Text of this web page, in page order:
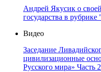
Андрей Якусик о
государства в
Видео
Заседание
цивилизационные
Русского мира» Часть